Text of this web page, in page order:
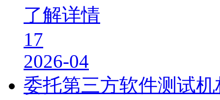
了解详情
17
2026-04
委托第三方软件测试